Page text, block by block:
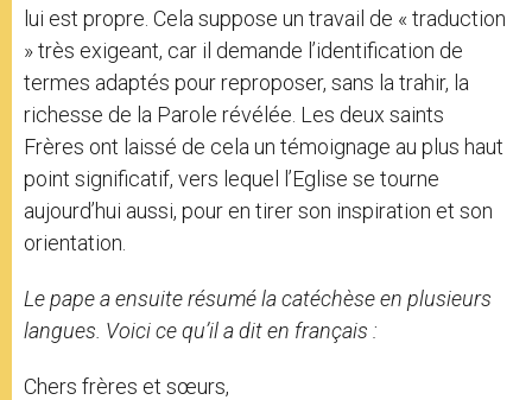
lui est propre. Cela suppose un travail de « traduction
» très exigeant, car il demande l’identification de
termes adaptés pour reproposer, sans la trahir, la
richesse de la Parole révélée. Les deux saints
Frères ont laissé de cela un témoignage au plus haut
point significatif, vers lequel l’Eglise se tourne
aujourd’hui aussi, pour en tirer son inspiration et son
orientation.
Le pape a ensuite résumé la catéchèse en plusieurs
langues. Voici ce qu’il a dit en français :
Chers frères et sœurs,